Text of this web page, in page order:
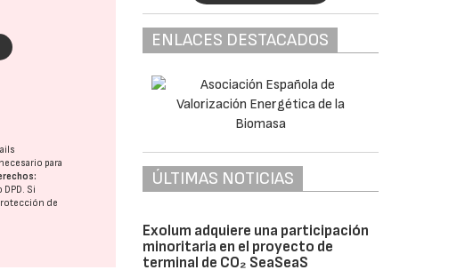
para
. Si
de
ENLACES DESTACADOS
ÚLTIMAS NOTICIAS
Exolum adquiere una participación
minoritaria en el proyecto de
terminal de CO₂ SeaSeaS